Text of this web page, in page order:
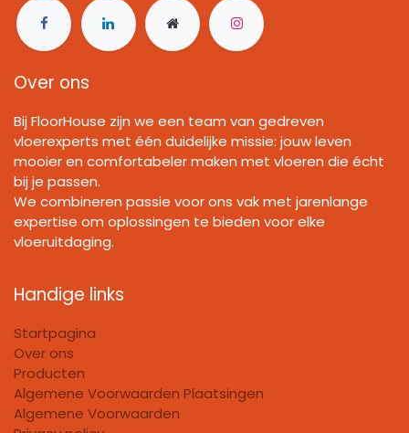
Over ons
Bij FloorHouse zijn we een team van gedreven
vloerexperts met één duidelijke missie: jouw leven
mooier en comfortabeler maken met vloeren die écht
bij je passen.
We combineren passie voor ons vak met jarenlange
expertise om oplossingen te bieden voor elke
vloeruitdaging.
Handige links
Startpagina
Over ons
Producten
Algemene Voorwaarden Plaatsingen
Algemene Voorwaarden